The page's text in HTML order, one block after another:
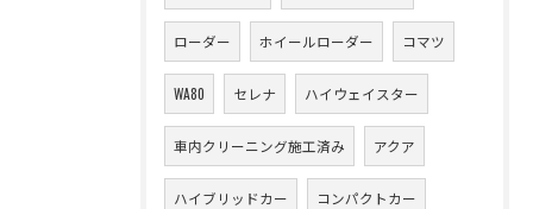
ローダー ホイールローダー コマツ
WA80 セレナ ハイウェイスター
車内クリーニング施工済み アクア
ハイブリッドカー コンパクトカー